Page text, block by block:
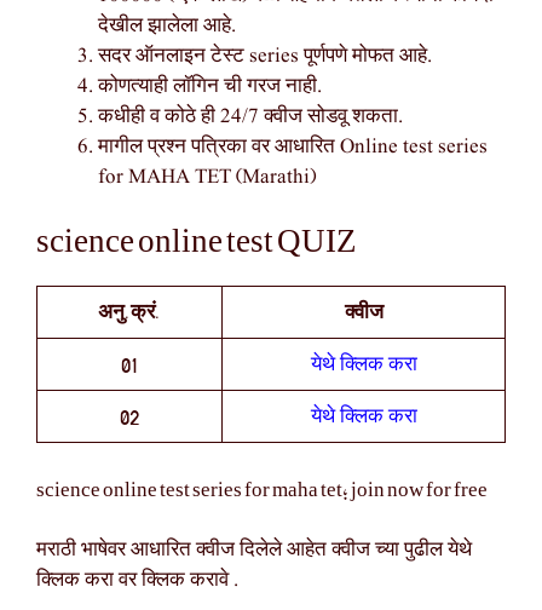
देखील झालेला आहे.
सदर ऑनलाइन टेस्ट series पूर्णपणे मोफत आहे.
कोणत्याही लॉगिन ची गरज नाही.
कधीही व कोठे ही 24/7 क्वीज सोडवू शकता.
मागील प्रश्न पत्रिका वर आधारित Online test series
for MAHA TET (Marathi)
science online test QUIZ
अनु.क्रं. क्वीज
01 येथे क्लिक करा
02 येथे क्लिक करा
science online test series for maha tet; join now for free
मराठी भाषेवर आधारित क्वीज दिलेले आहेत क्वीज च्या पुढील येथे
क्लिक करा वर क्लिक करावे .